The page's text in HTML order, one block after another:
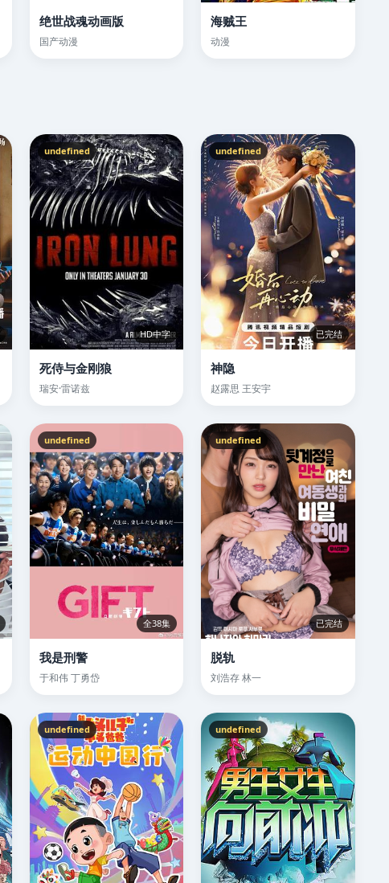
绝世战魂动画版
国产动漫
海贼王
动漫
undefined
HD中字
死侍与金刚狼
瑞安·雷诺兹
undefined
已完结
神隐
赵露思 王安宇
undefined
全38集
我是刑警
于和伟 丁勇岱
undefined
已完结
脱轨
刘浩存 林一
undefined undefined